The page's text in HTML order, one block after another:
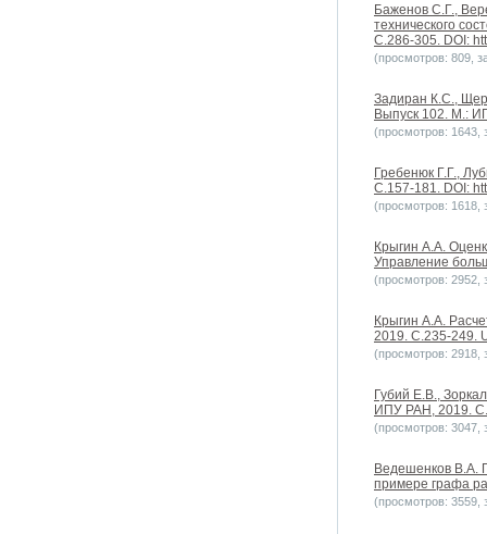
Баженов С.Г.,
технического
С.286-305. DOI:
(просмотров: 809,
Задиран К.С.,
Выпуск 102. М.:
(просмотров: 1643,
Гребенюк Г.Г.,
С.157-181. DOI:
(просмотров: 1618,
Крыгин А.А.
Управление
(просмотров: 2952,
Крыгин А.А.
2019. С.235-249.
(просмотров: 2918,
Губий Е.В.,
ИПУ РАН, 2019.
(просмотров: 3047,
Ведешенков В.А.
примере графа
(просмотров: 3559,